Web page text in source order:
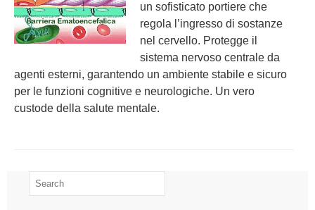
un sofisticato portiere che
regola l’ingresso di sostanze
nel cervello. Protegge il
sistema nervoso centrale da
agenti esterni, garantendo un ambiente stabile e sicuro
per le funzioni cognitive e neurologiche. Un vero
custode della salute mentale.